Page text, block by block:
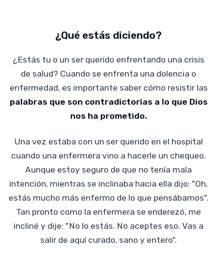
¿Qué estás diciendo?
¿Estás tu o un ser querido enfrentando una crisis
de salud? Cuando se enfrenta una dolencia o
enfermedad, es importante saber cómo resistir las
palabras que son contradictorias a lo que Dios
nos ha prometido.
Una vez estaba con un ser querido en el hospital
cuando una enfermera vino a hacerle un chequeo.
Aunque estoy seguro de que no tenía mala
intención, mientras se inclinaba hacia ella dijo: "Oh,
estás mucho más enfermo de lo que pensábamos".
Tan pronto como la enfermera se enderezó, me
incliné y dije: "No lo estás. No aceptes eso. Vas a
salir de aquí curado, sano y entero".